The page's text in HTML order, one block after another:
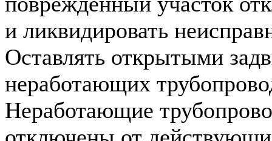
и ликвидировать
Оставлять открытыми
неработающих
Неработающие